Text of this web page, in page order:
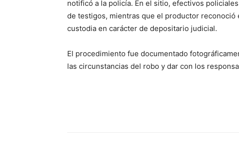
notificó a la policía. En el sitio, efectivos
de testigos, mientras que el productor
custodia en carácter de depositario judicial.
El procedimiento fue documentado
las circunstancias del robo y dar con los